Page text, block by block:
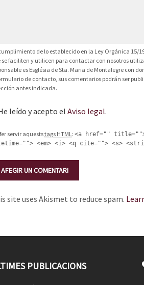
de lo establecido en la Ley Orgánica 15/
se faciliten y utilicen para contactar con nosotros
es Església de Sta. Maria de Montalegre con
de contacto, sus comentarios podrán ser
antes indicada.
leído y acepto el Aviso legal.
servir aqueststags HTML: <a href="" title="">
<em> <i> <q cite=""> <s>
site uses Akismet to reduce spam.
PUBLICACIONS